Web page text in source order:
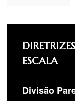
ESCALA
Divisão